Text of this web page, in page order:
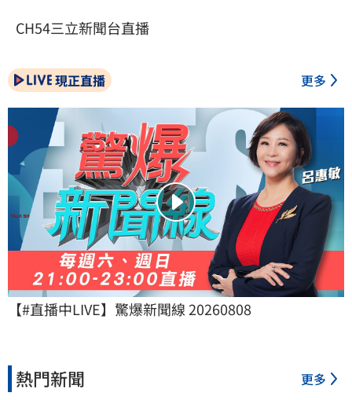
CH54三立新聞台直播
現正直播 更多
【#直播中LIVE】驚爆新聞線 20260808
熱門新聞 更多